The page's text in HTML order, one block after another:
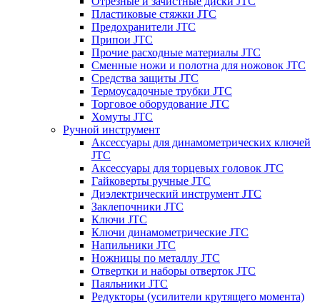
Пластиковые стяжки JTC
Предохранители JTC
Припои JTC
Прочие расходные материалы JTC
Сменные ножи и полотна для ножовок JTC
Средства защиты JTC
Термоусадочные трубки JTC
Торговое оборудование JTC
Хомуты JTC
Ручной инструмент
Аксессуары для динамометрических ключей
JTC
Аксессуары для торцевых головок JTC
Гайковерты ручные JTC
Диэлектрический инструмент JTC
Заклепочники JTC
Ключи JTC
Ключи динамометрические JTC
Напильники JTC
Ножницы по металлу JTC
Отвертки и наборы отверток JTC
Паяльники JTC
Редукторы (усилители крутящего момента)